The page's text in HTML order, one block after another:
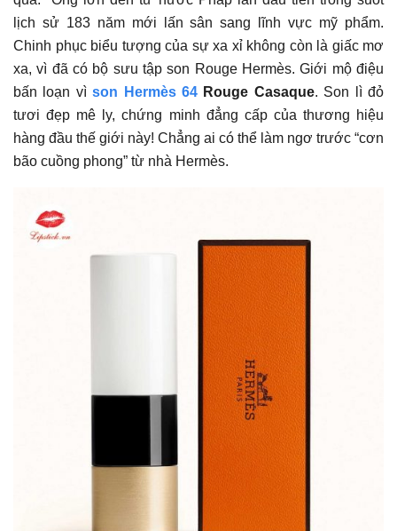
lịch sử 183 năm mới lấn sân sang lĩnh vực mỹ phẩm.
Chinh phục biểu tượng của sự xa xỉ không còn là giấc mơ
xa, vì đã có bộ sưu tập son Rouge Hermès. Giới mộ điệu
bấn loạn vìson Hermès 64 Rouge Casaque. Son lì đỏ
tươi đẹp mê ly, chứng minh đẳng cấp của thương hiệu
hàng đầu thế giới này! Chẳng ai có thể làm ngơ trước “cơn
bão cuồng phong” từ nhà Hermès.